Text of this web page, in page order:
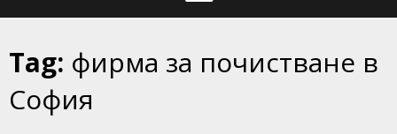
Tag: фирма за почистване в
София